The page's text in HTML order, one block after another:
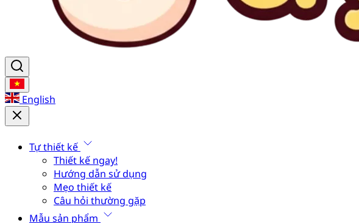
English
Tự thiết kế
Thiết kế ngay!
Hướng dẫn sử dụng
Mẹo thiết kế
Câu hỏi thường gặp
Mẫu sản phẩm